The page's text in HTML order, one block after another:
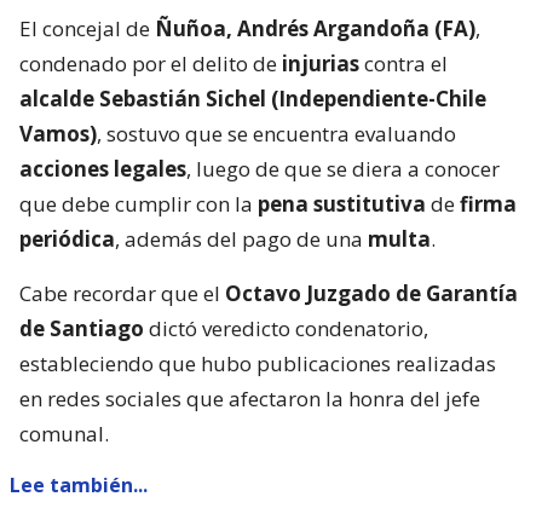
El concejal de Ñuñoa, Andrés Argandoña (FA),
condenado por el delito de injuriascontra el
alcalde Sebastián Sichel (Independiente-Chile
Vamos), sostuvo que se encuentra evaluando
acciones legales, luego de que se diera a conocer
que debe cumplir con la pena sustitutiva defirma
periódica, además del pago de una multa.
Cabe recordar que el Octavo Juzgado de Garantía
de Santiago dictó veredicto condenatorio,
estableciendo que hubo publicaciones realizadas
en redes sociales que afectaron la honra del jefe
comunal.
Lee también...